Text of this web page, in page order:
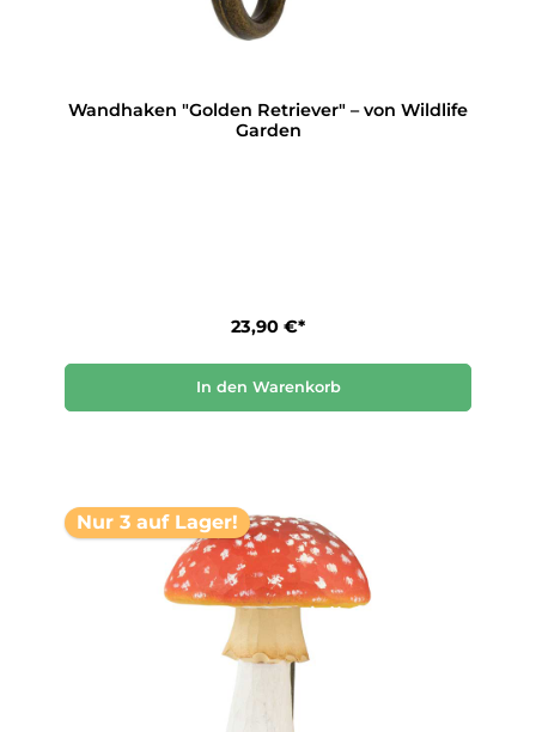
Wandhaken "Golden Retriever" – von Wildlife
Garden
23,90 €*
In den Warenkorb
Nur 3 auf Lager!